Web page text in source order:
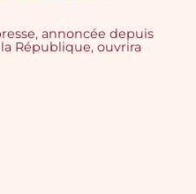
annoncée depuis
République, ouvrira